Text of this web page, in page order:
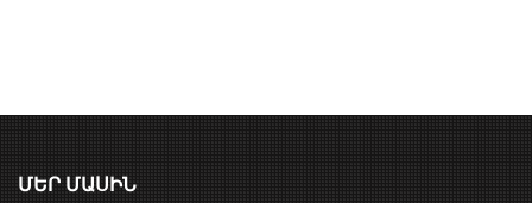
ՄԵՐ ՄԱՍԻՆ